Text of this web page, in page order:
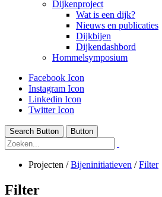
Dijkenproject
Wat is een dijk?
Nieuws en publicaties
Dijkbijen
Dijkendashbord
Hommelsymposium
Facebook Icon
Instagram Icon
Linkedin Icon
Twitter Icon
Search Button Button
Projecten /Bijeninitiatieven /Filter
Filter